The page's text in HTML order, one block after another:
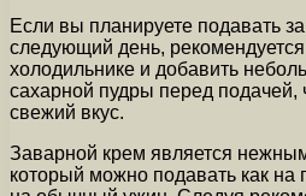
Если вы планируете подавать
следующий день, рекомендуется
холодильнике и добавить
сахарной пудры перед подачей,
свежий вкус.
Заварной крем является
который можно подавать как на